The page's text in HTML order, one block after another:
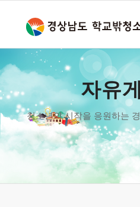
자유
청소년의 시작을 응원하는